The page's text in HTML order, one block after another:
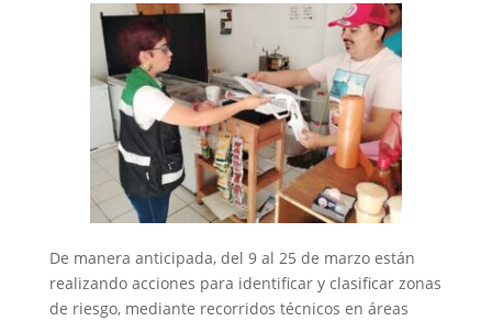
De manera anticipada, del 9 al 25 de marzo están
realizando acciones para identificar y clasificar zonas
de riesgo, mediante recorridos técnicos en áreas